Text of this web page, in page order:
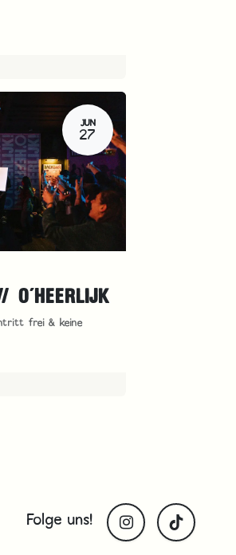
JUN
27
O´HEERLIJK
frei & keine
Folge uns!